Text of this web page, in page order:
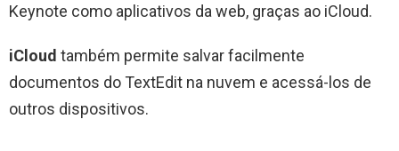
Keynote como aplicativos da web, graças ao iCloud.
iCloud também permite salvar facilmente
documentos do TextEdit na nuvem e acessá-los de
outros dispositivos.